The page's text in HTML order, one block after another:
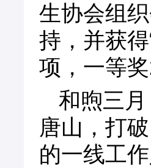
生协会组
持，并获
项，一等
和煦三
唐山，打
的一线工